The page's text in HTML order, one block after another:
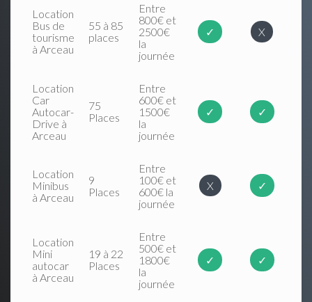
Location
Bus de
tourisme
à Arceau
55 à 85
places
Entre
800€ et
2500€
la
journée
✓ X
Location
Car
Autocar-
Drive à
Arceau
75
Places
Entre
600€ et
1500€
la
journée
✓ ✓
Location
Minibus
à Arceau
9
Places
Entre
100€ et
600€ la
journée
X ✓
Location
Mini
autocar
à Arceau
19 à 22
Places
Entre
500€ et
1800€
la
journée
✓ ✓